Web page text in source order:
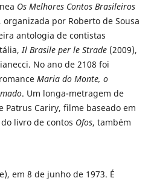
Os Melhores Contos Brasileiros
organizada por Roberto de Sousa
antologia de contistas
Il Brasile per le Strade (2009),
No ano de 2108 foi
Maria do Monte, o
. Um longa-metragem de
Patrus Cariry, filme baseado em
livro de contos Ofos, também
em 8 de junho de 1973. É